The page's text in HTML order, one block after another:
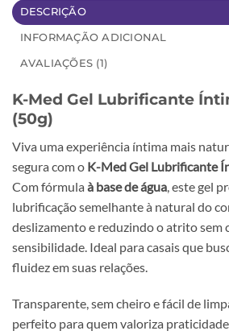
DESCRIÇÃO
INFORMAÇÃO ADICIONAL
AVALIAÇÕES (1)
K-Med Gel Lubrificante
(50g)
Viva uma experiência íntima mais
segura com o K-Med Gel Lubrificante
Com fórmula à base de água , este gel
lubrificação semelhante à natural do
deslizamento e reduzindo o atrito sem
sensibilidade. Ideal para casais que
fluidez em suas relações.
Transparente, sem cheiro e fácil de
perfeito para quem valoriza